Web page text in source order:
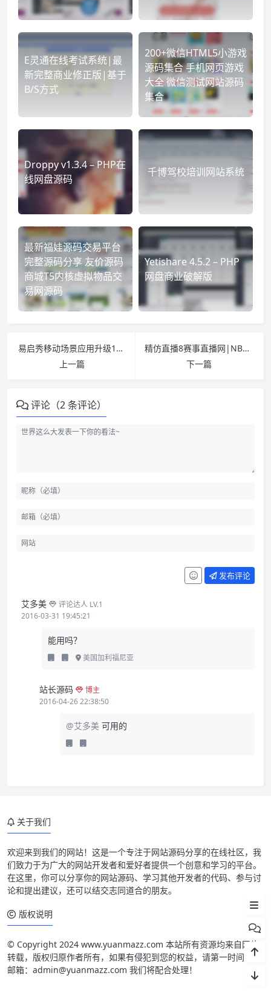
E灵通在线考试系统|最
新完整商业修正版|基于
B/S方式
200+微信HTML5小游戏
源码集合 手机网页游戏
大全 微信测试网站源码
集合
Droppy v1.3.4 – PHP在
线网盘源码
千博驾校培训网站系统
最新福娃源码交易平台
完整源码分享 友价源码
商城T5内核虚拟物品交
易网源码
Yetishare 4.5.2 – PHP
网盘商业破解版
易启秀移动场景应用升级1231，手机H5页面展示平台，新版UI，修复音乐按钮不显示
上一篇
精仿直播8赛事直播网|NBA视频网|足球直播网|足球篮球视频录像整站源码 非常不错
下一篇
评论（2 条评论）
发布评论
艾多美
评论达人 LV.1
2016-03-31 19:45:21
能用吗？
美国加利福尼亚
站长源码
博主
2016-04-26 22:38:50
@艾多美 可用的
文件下载
关于我们
欢迎来到我们的网站！这是一个专注于网站源码分享的在线社区，我
们致力于为广大的网站开发者和爱好者提供一个创意和学习的平台。
在这里，你可以分享你的网站源码、学习其他开发者的代码、参与讨
论和提出建议，还可以结交志同道合的朋友。
版权说明
© Copyright 2024 www.yuanmazz.com 本站所有资源均来自网络
转载，版权归原作者所有，如果有侵犯到您的权益，请第一时间联系
邮箱：admin@yuanmazz.com 我们将配合处理！